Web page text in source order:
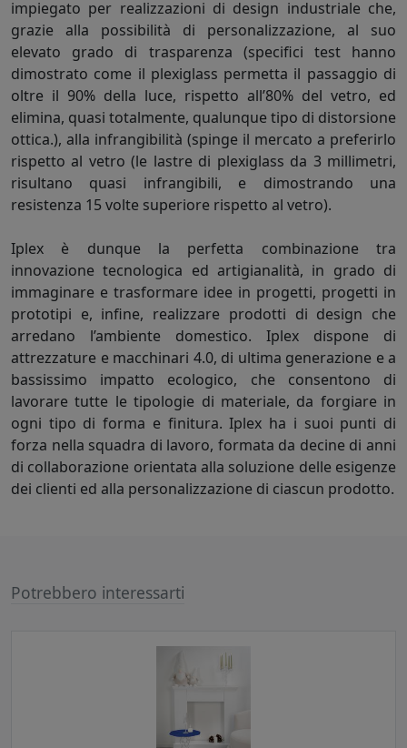
impiegato per realizzazioni di design industriale che,
grazie alla possibilità di personalizzazione, al suo
elevato grado di trasparenza (specifici test hanno
dimostrato come il plexiglass permetta il passaggio di
oltre il 90% della luce, rispetto all’80% del vetro, ed
elimina, quasi totalmente, qualunque tipo di distorsione
ottica.), alla infrangibilità (spinge il mercato a preferirlo
rispetto al vetro (le lastre di plexiglass da 3 millimetri,
risultano quasi infrangibili, e dimostrando una
resistenza 15 volte superiore rispetto al vetro).
Iplex è dunque la perfetta combinazione tra
innovazione tecnologica ed artigianalità, in grado di
immaginare e trasformare idee in progetti, progetti in
prototipi e, infine, realizzare prodotti di design che
arredano l’ambiente domestico. Iplex dispone di
attrezzature e macchinari 4.0, di ultima generazione e a
bassissimo impatto ecologico, che consentono di
lavorare tutte le tipologie di materiale, da forgiare in
ogni tipo di forma e finitura. Iplex ha i suoi punti di
forza nella squadra di lavoro, formata da decine di anni
di collaborazione orientata alla soluzione delle esigenze
dei clienti ed alla personalizzazione di ciascun prodotto.
Potrebbero interessarti